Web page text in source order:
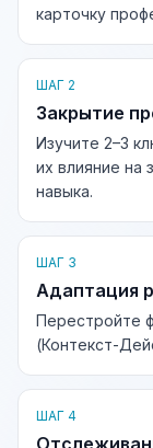
карточку
ШАГ 2
Закрытие
Изучите 2–3
их влияние на
навыка.
ШАГ 3
Адаптация
Перестройте
(Контекст-
ШАГ 4